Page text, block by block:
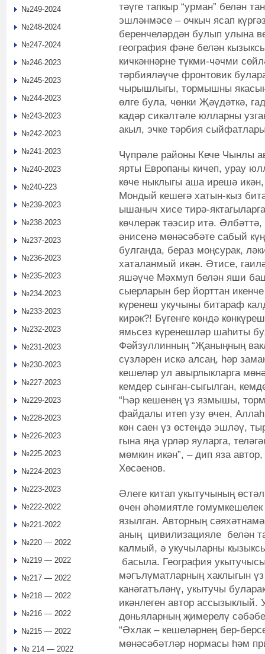
тәүге тапкыр “урман” белән
эшләнмәсе – очкыч ясап
беренчеләрдән булып улына
география фәне белән
кичкәннәрне түкми-чәчми
тәрбияләүче фронтовик
чырышлыгы, тормышны
өлге була, чөнки Җәүдәткә,
кадәр сикәлтәле юлларны
акыл, эчке тәрбия
Чүпрәле районы Кече Чынлы
ярты Европаны кичеп, урау
көче ныклыгы аша ирешә
Мондый кешегә хатын-кыз
ышаныч хисе тирә-
көчлерәк тәэсир итә.
әнисенә мөнәсәбәте сабый
булганда, бераз моңсурак,
хаталанмый икән. Әтисе,
яшәүче Мәхмуп белән яши
сыерларын бер йорттан
күренеш укучыны битараф
кирәк?! Бүгенге көндә
ямьсез күренешләр шаһиты
Фәйзуллинның “Җаныңның
сүзләрен искә алсаң, һәр
кешеләр ул авырлыкларга
кемдер сынган-сыгылган,
“Һәр кешенең үз язмышы,
файдалы итеп узу өчен,
көн саен үз өстеңдә эшләү,
гына яңа үрләр яуларга,
мөмкин икән”, – дип яза
Хөсәенов.
Әлеге китап укытучының
өчен әһәмиятле
язылган. Авторның
аның цивилизацияле белән
калмый, ә укучыларны
басыла. География
мәгълүматларның хаклыгын
канәгатъләнү, укытучы
икәнлеген автор ассызыклый.
дөньяларның җимерелү
“Әхлак – кешеләрнең бер-
мөнәсәбәтләр нормасы һәм
№249-2024
№248-2024
№247-2024
№246-2023
№245-2023
№244-2023
№243-2023
№242-2023
№241-2023
№240-2023
№240-223
№239-2023
№238-2023
№237-2023
№236-2023
№235-2023
№234-2023
№233-2023
№232-2023
№231-2023
№230-2023
№227-2023
№229-2023
№228-2023
№226-2023
№225-2023
№224-2023
№223-2023
№222-2022
№221-2022
№220 — 2022
№219 — 2022
№217 — 2022
№218 — 2022
№216 — 2022
№215 — 2022
№ 214 — 2022